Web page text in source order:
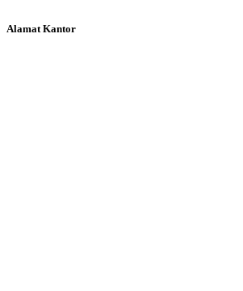
Alamat Kantor